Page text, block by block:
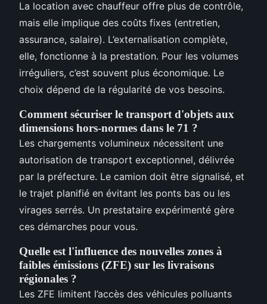
La location avec chauffeur offre plus de contrôle,
mais elle implique des coûts fixes (entretien,
assurance, salaire). L’externalisation complète,
elle, fonctionne à la prestation. Pour les volumes
irréguliers, c’est souvent plus économique. Le
choix dépend de la régularité de vos besoins.
Comment sécuriser le transport d'objets aux
dimensions hors-normes dans le 71 ?
Les chargements volumineux nécessitent une
autorisation de transport exceptionnel, délivrée
par la préfecture. Le camion doit être signalisé, et
le trajet planifié en évitant les ponts bas ou les
virages serrés. Un prestataire expérimenté gère
ces démarches pour vous.
Quelle est l'influence des nouvelles zones à
faibles émissions (ZFE) sur les livraisons
régionales ?
Les ZFE limitent l’accès des véhicules polluants